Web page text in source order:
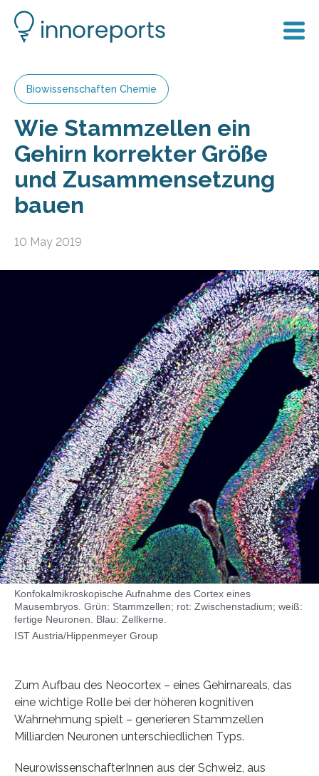
Biowissenschaften Chemie
Wie Stammzellen ein
Gehirn korrekter Größe
und Zusammensetzung
bauen
10 May 2019
Konfokalmikroskopische Aufnahme des Cortex eines
Mausembryos. Grün: Stammzellen; rot: Zwischenstadium; weiß:
fertige Neuronen. Blau: Zellkerne.
IST Austria/Hippenmeyer Group
Zum Aufbau des Neocortex – eines Gehirnareals, das
eine wichtige Rolle bei der höheren kognitiven
Wahrnehmung spielt – generieren Stammzellen
Milliarden Neuronen unterschiedlichen Typs.
NeurowissenschafterInnen aus der Schweiz, aus